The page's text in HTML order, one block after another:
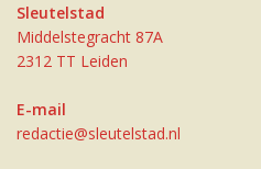
Sleutelstad
Middelstegracht 87A
2312 TT Leiden
E-mail
redactie@sleutelstad.nl